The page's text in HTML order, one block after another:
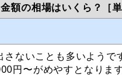
額の相場はいくら？［単
ないことも多いようで
円〜がめやすとなります